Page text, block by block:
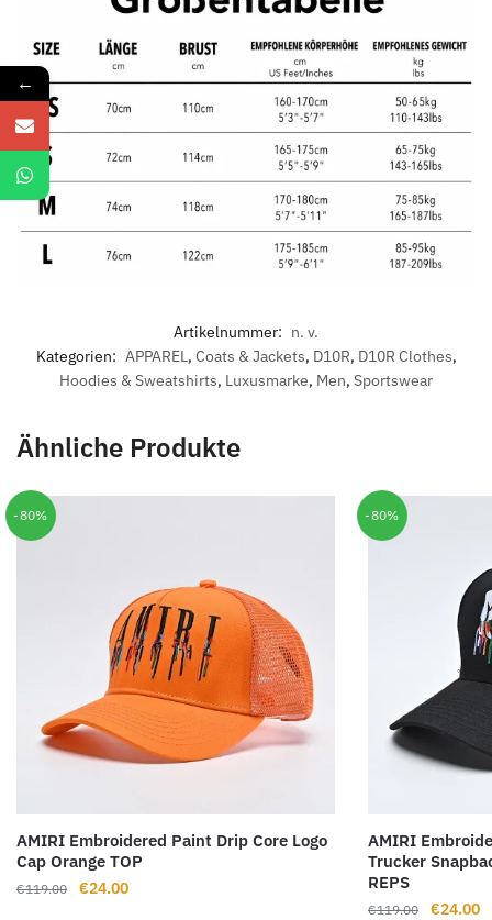
Artikelnummer: n. v.
Kategorien: APPAREL , Coats & Jackets, D10R, D10R Clothes,
Hoodies & Sweatshirts, Luxusmarke, Men, Sportswear
Ähnliche Produkte
-80%
AMIRI Embroidered Paint Drip Core Logo
Cap Orange TOP
€119.00
Ursprünglicher
€24.00Aktueller
-80%
AMIRI
Trucker
REPS
€119.00 €24.00
←